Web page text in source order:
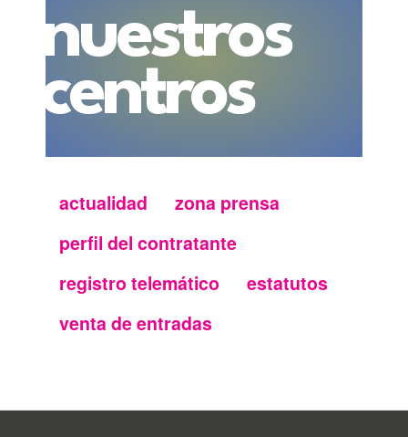
nuestros
centros
Menu
secundario
FMC
actualidad
zona prensa
perfil del contratante
registro telemático
estatutos
venta de entradas